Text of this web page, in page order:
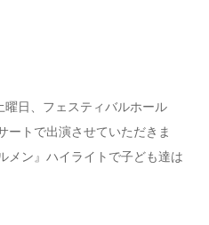
日、フェスティバルホール
ートで出演させていただきま
メン』ハイライトで子ども達は